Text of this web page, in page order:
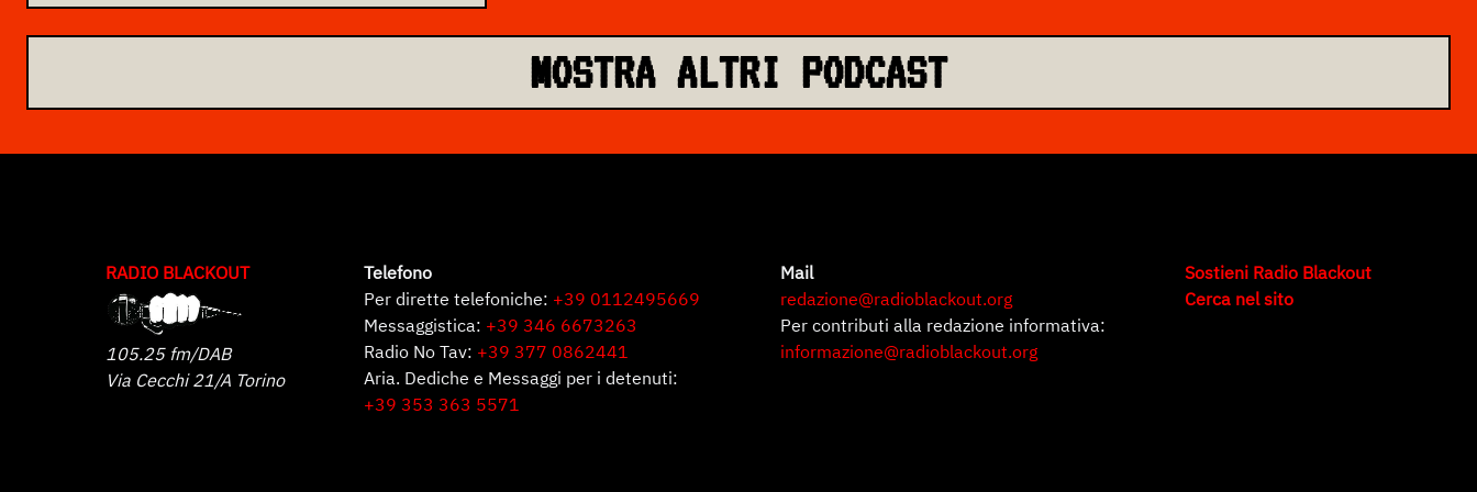
MOSTRA ALTRI PODCAST
RADIO BLACKOUT
105.25 fm/DAB
Via Cecchi 21/A Torino
Telefono
Per dirette telefoniche: +39 0112495669
Messaggistica: +39 346 6673263
Radio No Tav: +39 377 0862441
Aria. Dediche e Messaggi per i detenuti:
+39 353 363 5571
Mail
redazione@radioblackout.org
Per contributi alla redazione informativa:
informazione@radioblackout.org
Sostieni Radio Blackout
Cerca nel sito